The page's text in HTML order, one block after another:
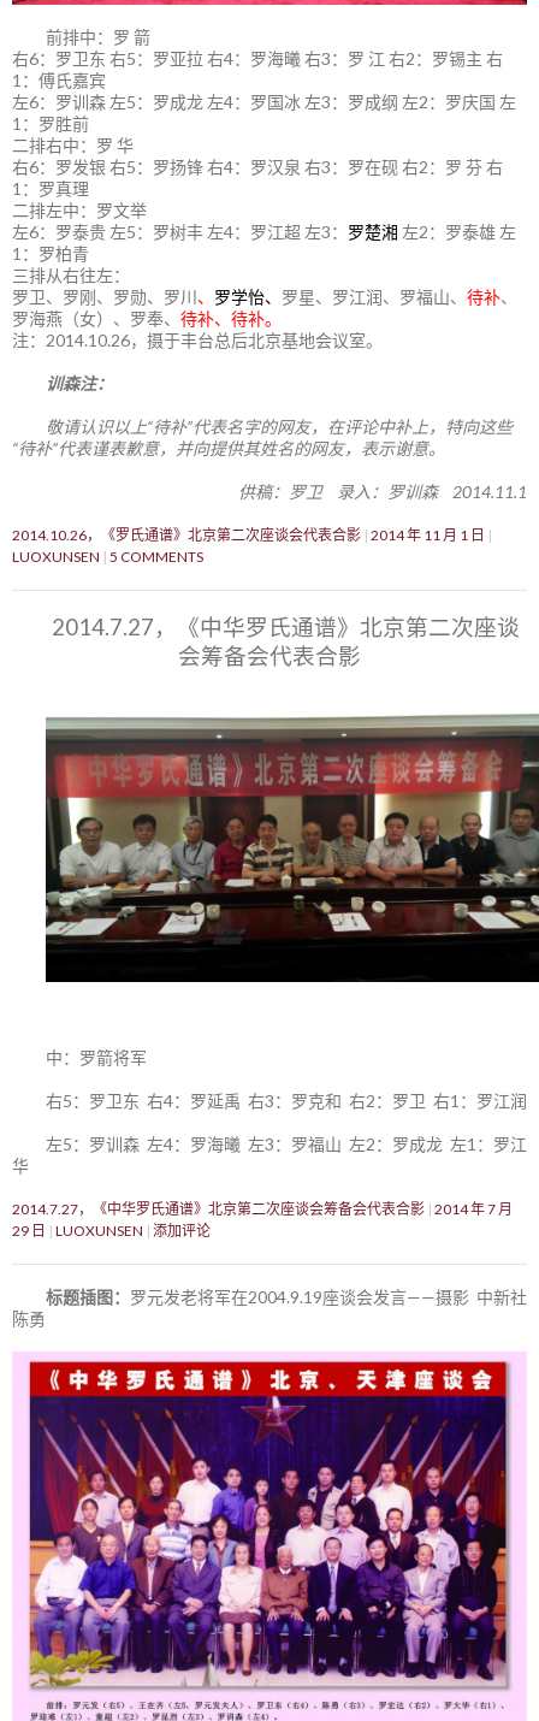
前排中：罗 箭
右6：罗卫东 右5：罗亚拉 右4：罗海曦 右3：罗 江 右2：罗锡主 右
1：傅氏嘉宾
左6：罗训森 左5：罗成龙 左4：罗国冰 左3：罗成纲 左2：罗庆国 左
1：罗胜前
二排右中：罗 华
右6：罗发银 右5：罗扬锋 右4：罗汉泉 右3：罗在砚 右2：罗 芬 右
1：罗真理
二排左中：罗文举
左6：罗泰贵 左5：罗树丰 左4：罗江超 左3： 罗楚湘 左2：罗泰雄 左
1：罗柏青
三排从右往左：
罗卫、罗刚、罗勋、罗川 、 罗学怡、 罗星、罗江润、罗福山、 待补、
罗海燕（女）、罗奉、 待补、待补。
注：2014.10.26，摄于丰台总后北京基地会议室。
训森注：
敬请认识以上“待补”代表名字的网友，在评论中补上，特向这些
“待补”代表谨表歉意，并向提供其姓名的网友，表示谢意。
供稿：罗卫 录入：罗训森 2014.11.1
2014.10.26，《罗氏通谱》北京第二次座谈会代表合影 2014 年 11 月 1 日
LUOXUNSEN 5 COMMENTS
2014.7.27，《中华罗氏通谱》北京第二次座谈
会筹备会代表合影
中：罗箭将军
右5：罗卫东 右4：罗延禹 右3：罗克和 右2：罗卫 右1：罗江润
左5：罗训森 左4：罗海曦 左3：罗福山 左2：罗成龙 左1：罗江
华
2014.7.27，《中华罗氏通谱》北京第二次座谈会筹备会代表合影 2014 年 7 月
29 日
LUOXUNSEN 添加评论
标题插图： 罗元发老将军在2004.9.19座谈会发言——摄影 中新社
陈勇